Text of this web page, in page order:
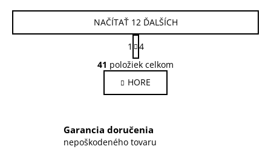
O
v
l
á
a
c
NAČÍTAŤ 12 ĎALŠÍCH
S
t
r
á
n
k
a
n
1
4
41 položiek celkom
HORE
Garancia doručenia
nepoškodeného tovaru